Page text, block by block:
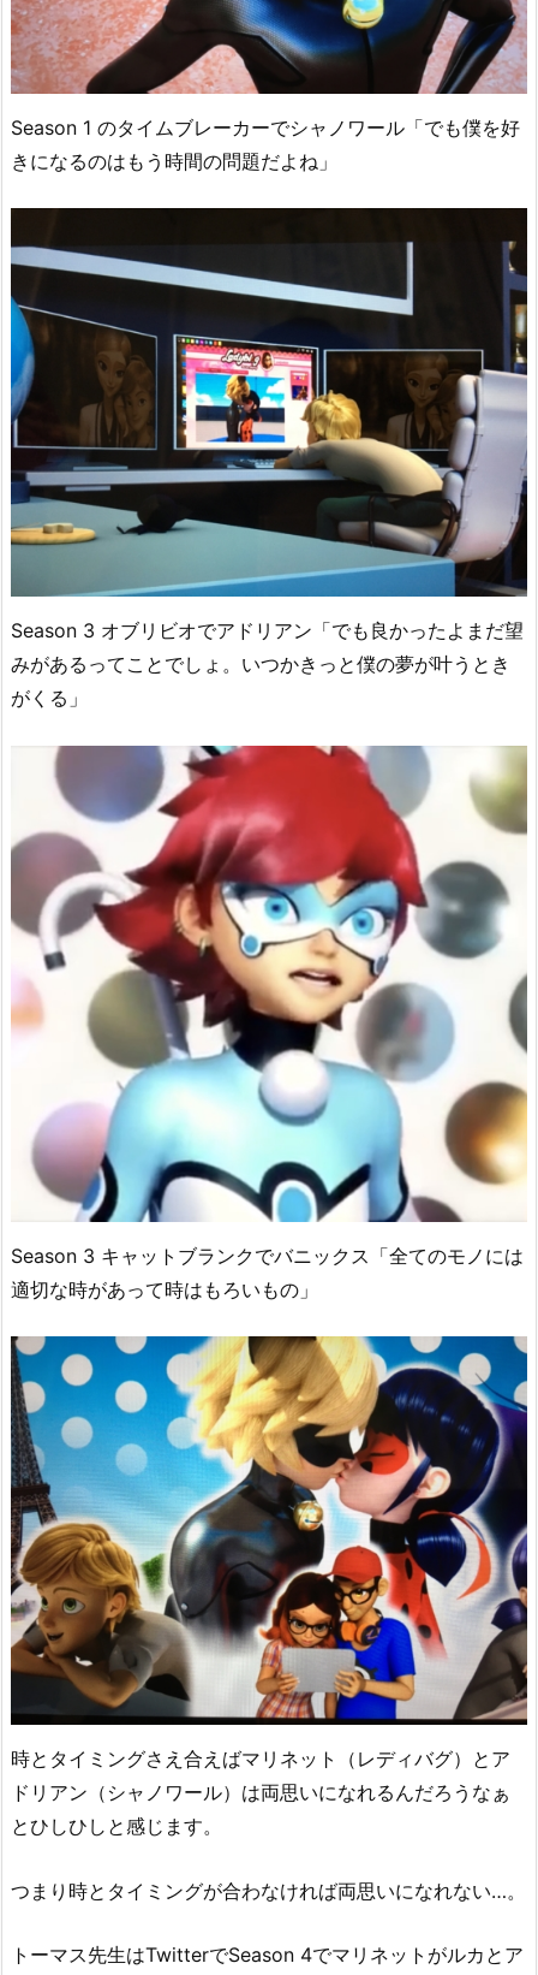
Season 1 のタイムブレーカーでシャノワール「でも僕を好
きになるのはもう時間の問題だよね」
Season 3 オブリビオでアドリアン「でも良かったよまだ望
みがあるってことでしょ。いつかきっと僕の夢が叶うとき
がくる」
Season 3 キャットブランクでバニックス「全てのモノには
適切な時があって時はもろいもの」
時とタイミングさえ合えばマリネット（レディバグ）とア
ドリアン（シャノワール）は両思いになれるんだろうなぁ
とひしひしと感じます。
つまり時とタイミングが合わなければ両思いになれない…。
トーマス先生はTwitterでSeason 4でマリネットがルカとア